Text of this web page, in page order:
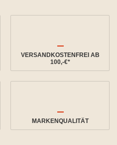
VERSANDKOSTENFREI AB
100,-€*
MARKENQUALITÄT